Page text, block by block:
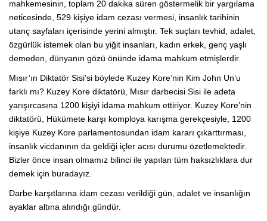
mahkemesinin, toplam 20 dakika süren göstermelik bir yargılama
neticesinde, 529 kişiye idam cezası vermesi, insanlık tarihinin
utanç sayfaları içerisinde yerini almıştır. Tek suçları tevhid, adalet,
özgürlük istemek olan bu yiğit insanları, kadın erkek, genç yaşlı
demeden, dünyanın gözü önünde idama mahkum etmişlerdir.
Mısır’ın Diktatör Sisi’si böylede Kuzey Kore’nin Kim John Un’u
farklı mı? Kuzey Kore diktatörü, Mısır darbecisi Sisi ile adeta
yarışırcasına 1200 kişiyi idama mahkum ettiriyor. Kuzey Kore’nin
diktatörü, Hükümete karşı komploya karışma gerekçesiyle, 1200
kişiye Kuzey Kore parlamentosundan idam kararı çıkarttırması,
insanlık vicdanının da geldiği içler acısı durumu özetlemektedir.
Bizler önce insan olmamız bilinci ile yapılan tüm haksızlıklara dur
demek için buradayız.
Darbe karşıtlarına idam cezası verildiği gün, adalet ve insanlığın
ayaklar altına alındığı gündür.